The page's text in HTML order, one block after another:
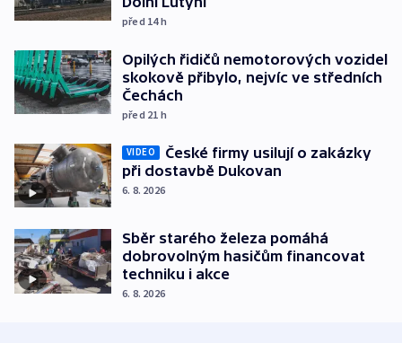
před 14h
Opilých řidičů nemotorových vozidel
skokově přibylo, nejvíc ve středních
Čechách
před 21 h
VIDEO
České firmy usilují o zakázky
při dostavbě Dukovan
6. 8. 2026
Sběr starého železa pomáhá
dobrovolným hasičům financovat
techniku i akce
6. 8. 2026